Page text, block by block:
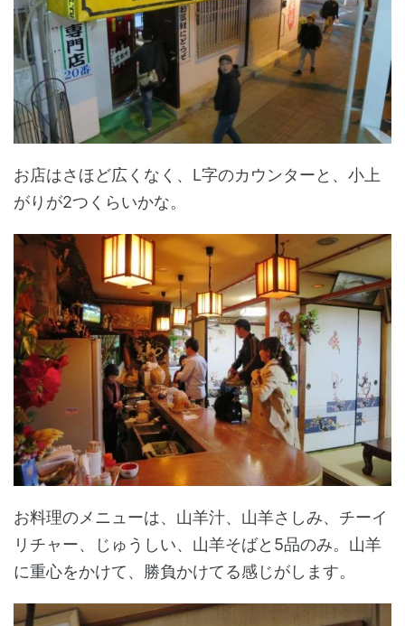
お店はさほど広くなく、L字のカウンターと、小上
がりが2つくらいかな。
お料理のメニューは、山羊汁、山羊さしみ、チーイ
リチャー、じゅうしい、山羊そばと5品のみ。山羊
に重心をかけて、勝負かけてる感じがします。